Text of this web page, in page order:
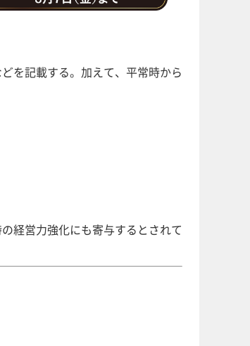
を記載する。加えて、平常時から
経営力強化にも寄与するとされて